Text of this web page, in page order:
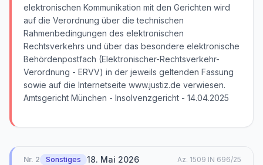
elektronischen Kommunikation mit den Gerichten wird
auf die Verordnung über die technischen
Rahmenbedingungen des elektronischen
Rechtsverkehrs und über das besondere elektronische
Behördenpostfach (Elektronischer-Rechtsverkehr-
Verordnung - ERVV) in der jeweils geltenden Fassung
sowie auf die Internetseite www.justiz.de verwiesen.
Amtsgericht München - Insolvenzgericht - 14.04.2025
Nr. 2 Sonstiges 18. Mai 2026 Az. 1509 IN 696/25